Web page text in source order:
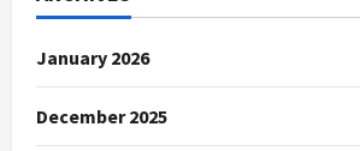
January 2026
December 2025